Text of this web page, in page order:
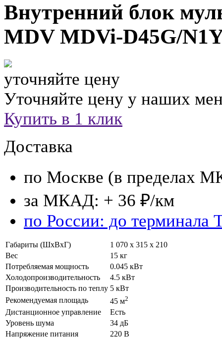
Внутренний блок
MDV MDVi-D45G/
уточняйте цену
Уточняйте цену у наших
Купить в 1 клик
Доставка
по Москве (в пределах
за МКАД: + 36 ₽/км
по России: до терминала
Габариты (ШхВхГ)
1 070 x 315 x 210
Вес
15 кг
Потребляемая мощность
0.045 кВт
Холодопроизводительность
4.5 кВт
Производительность по теплу 5 кВт
Рекомендуемая площадь
45 м2
Дистанционное управление
Есть
Уровень шума
34 дБ
Напряжение питания
220 В